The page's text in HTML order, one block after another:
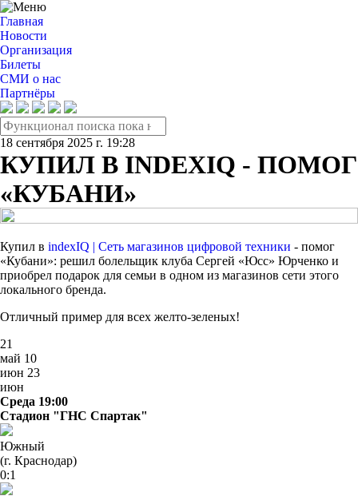
Главная
Новости
Организация
Билеты
СМИ о нас
Партнёры
18 сентября 2025 г. 19:28
КУПИЛ В INDEXIQ - ПОМОГ
«КУБАНИ»
Купил в indexIQ | Сеть магазинов цифровой техники - помог
«Кубани»: решил болельщик клуба Сергей «Юсс» Юрченко и
приобрел подарок для семьи в одном из магазинов сети этого
локального бренда.
Отличный пример для всех желто-зеленых!
21
май 10
июн 23
июн
Среда 19:00
Стадион "ГНС Спартак"
Южный
(г. Краснодар)
0:1